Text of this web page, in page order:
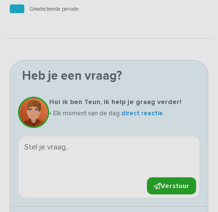
Geselecteerde periode
Heb je een vraag?
Hoi ik ben Teun, ik help je graag verder!
• Elk moment van de dag direct reactie
Verstuur